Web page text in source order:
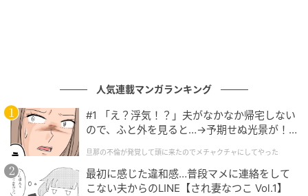
人気連載マンガランキング
#1 「え？浮気！？」夫がなかなか帰宅しない
ので、ふと外を見ると…→予期せぬ光景が！
クチャにしてやった
旦那の不倫が発覚して頭に来たのでメチャクチャにしてやった
最初に感じた違和感…普段マメに連絡をして
こない夫からのLINE【され妻なつこ Vol.1】